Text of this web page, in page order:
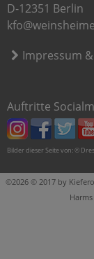
D-12351 Berlin
Impressum
Auftritte
Bilder dieser Seite von: ©
©2026 © 2017 by